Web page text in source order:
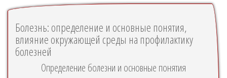
Болезнь: определение и основные понятия,
влияние окружающей среды на профилактику
болезней
Определение болезни и основные понятия